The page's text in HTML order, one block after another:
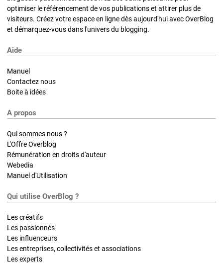
optimiser le référencement de vos publications et attirer plus de
visiteurs. Créez votre espace en ligne dès aujourd'hui avec OverBlog
et démarquez-vous dans l'univers du blogging.
Aide
Manuel
Contactez nous
Boite à idées
A propos
Qui sommes nous ?
L'Offre Overblog
Rémunération en droits d'auteur
Webedia
Manuel d'Utilisation
Qui utilise OverBlog ?
Les créatifs
Les passionnés
Les influenceurs
Les entreprises, collectivités et associations
Les experts